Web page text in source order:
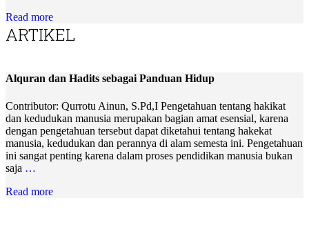
Read more
ARTIKEL
Alquran dan Hadits sebagai Panduan Hidup
Contributor: Qurrotu Ainun, S.Pd,I Pengetahuan tentang hakikat
dan kedudukan manusia merupakan bagian amat esensial, karena
dengan pengetahuan tersebut dapat diketahui tentang hakekat
manusia, kedudukan dan perannya di alam semesta ini. Pengetahuan
ini sangat penting karena dalam proses pendidikan manusia bukan
saja …
Read more